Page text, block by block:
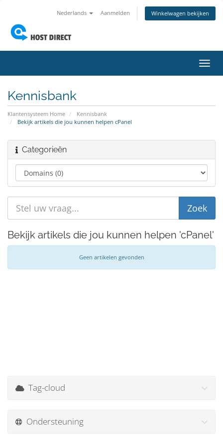
Nederlands Aanmelden Winkelwagen bekijken
in-/
Kennisbank
Klantensysteem Home
Kennisbank
Bekijk artikels die jou kunnen helpen cPanel
Categorieën
Bekijk artikels die jou kunnen helpen 'cPanel'
Geen artikelen gevonden
Tag-cloud
Ondersteuning